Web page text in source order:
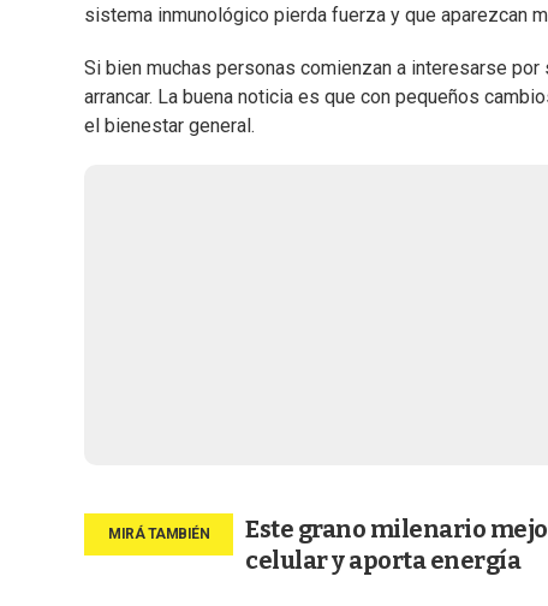
sistema inmunológico pierda fuerza y que aparezcan
Si bien muchas personas comienzan a interesarse por
arrancar. La buena noticia es que con pequeños
el bienestar general.
Este grano milenario
celular y aporta energía